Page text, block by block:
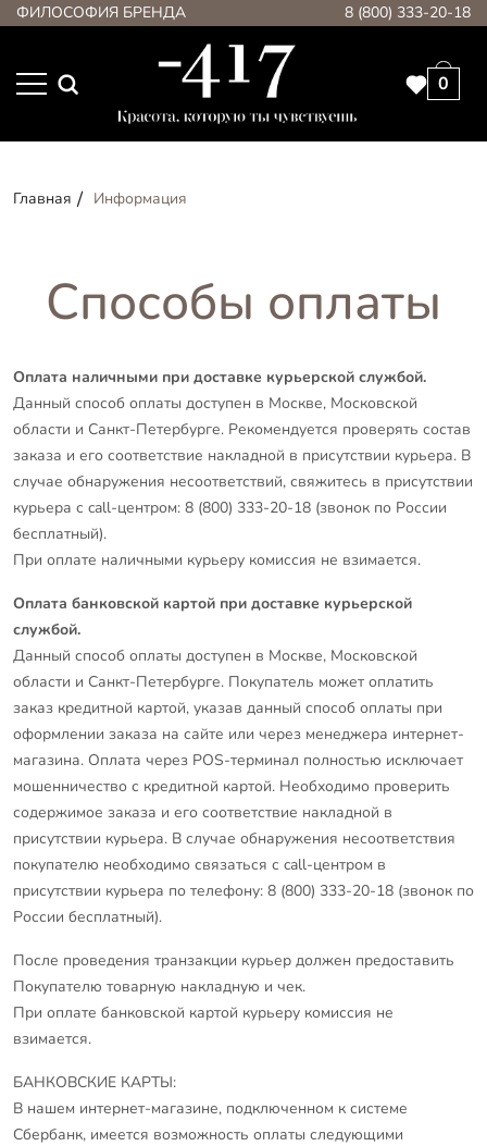
ФИЛОСОФИЯ БРЕНДА 8 (800) 333-20-18
0
Главная Информация
Способы оплаты
Оплата наличными при доставке курьерской службой.
Данный способ оплаты доступен в Москве, Московской
области и Санкт-Петербурге. Рекомендуется проверять состав
заказа и его соответствие накладной в присутствии курьера. В
случае обнаружения несоответствий, свяжитесь в присутствии
курьера с call-центром: 8 (800) 333-20-18 (звонок по России
бесплатный).
При оплате наличными курьеру комиссия не взимается.
Оплата банковской картой при доставке курьерской
службой.
Данный способ оплаты доступен в Москве, Московской
области и Санкт-Петербурге. Покупатель может оплатить
заказ кредитной картой, указав данный способ оплаты при
оформлении заказа на сайте или через менеджера интернет-
магазина. Оплата через POS-терминал полностью исключает
мошенничество с кредитной картой. Необходимо проверить
содержимое заказа и его соответствие накладной в
присутствии курьера. В случае обнаружения несоответствия
покупателю необходимо связаться с call-центром в
присутствии курьера по телефону: 8 (800) 333-20-18 (звонок по
России бесплатный).
После проведения транзакции курьер должен предоставить
Покупателю товарную накладную и чек.
При оплате банковской картой курьеру комиссия не
взимается.
БАНКОВСКИЕ КАРТЫ:
В нашем интернет-магазине, подключенном к системе
Сбербанк, имеется возможность оплаты следующими